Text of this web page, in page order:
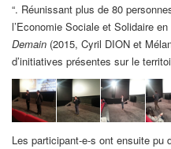
“. Réunissant plus de 80
l’Economie Sociale et Solidaire
Demain (2015, Cyril DION et
d’initiatives présentes sur le
Les participant-e-s ont ensuite pu